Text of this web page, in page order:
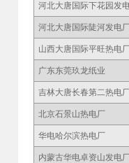
河北大唐国际下花园发
河北大唐国际陡河发电
山西大唐国际平旺热电
广东东莞玖龙纸业
吉林大唐长春第二热电
北京石景山热电厂
华电哈尔滨热电厂
内蒙古华电卓资山发电